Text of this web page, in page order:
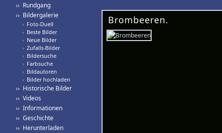
›› Rundgang
›› Bildergalerie
› Foto-Duell
› Beste Bilder
› Neue Bilder
› Zufalls-Bilder
› Bildersuche
› Farbsuche
› Bildautoren
› Bilder hochladen
›› Historische Bilder
›› Videos
›› Informationen
›› Geschichte
›› Herunterladen
Brombeeren.